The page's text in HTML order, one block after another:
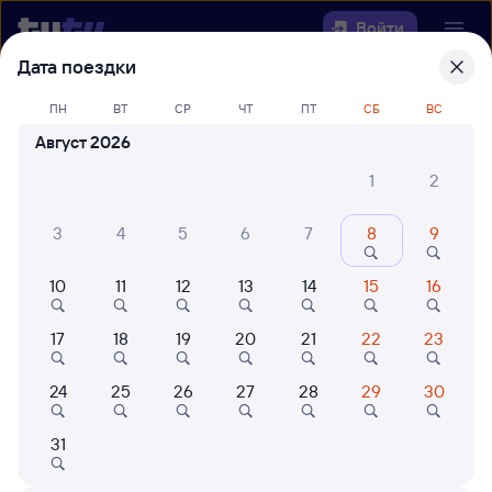
Войти
Выберите день, чтобы найтиж/д
билеты Трудармейская — Зензели
42 млн путешествуют с
Когда
Кто едет
Дата поездки
ПН ВТ СР ЧТ ПТ СБ ВС
Август 2026
1
2
3 4 5 6 7 8 9
10 11 12 13 14 15 16
17 18 19 20 21 22 23
24 25 26 27 28 29 30
31